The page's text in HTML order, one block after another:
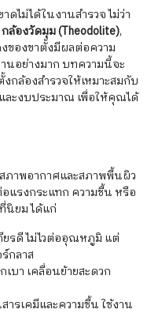
ไม่ได้ในงานสำรวจ ไม่ว่า
กล้องวัดมุม (Theodolite),
ของขาตั้งมีผลต่อความ
นอย่างมาก บทความนี้จะ
กล้องสำรวจให้เหมาะสมกับ
ะงบประมาณ เพื่อให้คุณได้
ภาพอากาศและสภาพพื้นผิว
แรงกระแทก ความชื้น หรือ
ยม ได้แก่
ยรดี ไม่ไวต่ออุณหภูมิ แต่
กลาส
เบา เคลื่อนย้ายสะดวก
ารเคมีและความชื้น ใช้งาน